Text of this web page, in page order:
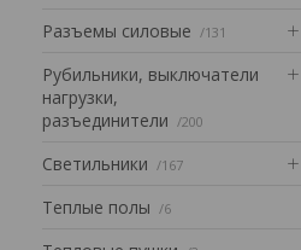
Разъемы силовые 131
Рубильники, выключатели
нагрузки,
разъединители
200
Светильники 167
Теплые полы 6